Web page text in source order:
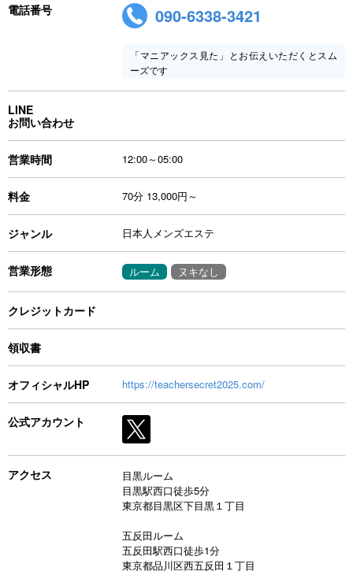
電話番号 090-6338-3421
「マニアックス見た」とお伝えいただくとスム
ーズです
LINE
お問い合わせ
営業時間 12:00～05:00
料金 70分 13,000円～
ジャンル 日本人メンズエステ
営業形態 ルーム ヌキなし
クレジットカード
領収書
オフィシャルHP https://teachersecret2025.com/
公式アカウント
アクセス
目黒ルーム
目黒駅西口徒歩5分
東京都目黒区下目黒１丁目
五反田ルーム
五反田駅西口徒歩1分
東京都品川区西五反田１丁目